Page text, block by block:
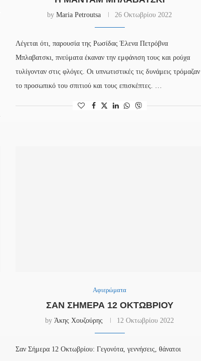
byMaria Petroutsa 26 Οκτωβρίου 2022
Λέγεται ότι, παρουσία της Ρωσίδας Έλενα Πετρόβνα
Μπλαβατσκι, πνεύματα έκαναν την εμφάνιση τους και ρούχα
τυλίγονταν στις φλόγες. Οι υπνωτιστικές τις δυνάμεις τρόμαζαν
το προσωπικό του σπιτιού και τους επισκέπτες. …
Αφιερώματα
ΣΑΝ ΣΉΜΕΡΑ 12 ΟΚΤΩΒΡΊΟΥ
byΆκης Χουζούρης 12 Οκτωβρίου 2022
Σαν Σήμερα 12 Οκτωβρίου: Γεγονότα, γεννήσεις, θάνατοι